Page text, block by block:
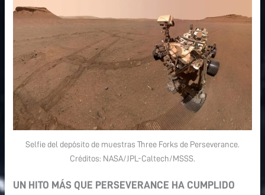
Selfie del depósito de muestras Three Forks de Perseverance.
Créditos: NASA/JPL-Caltech/MSSS.
UN HITO MÁS QUE PERSEVERANCE HA CUMPLIDO